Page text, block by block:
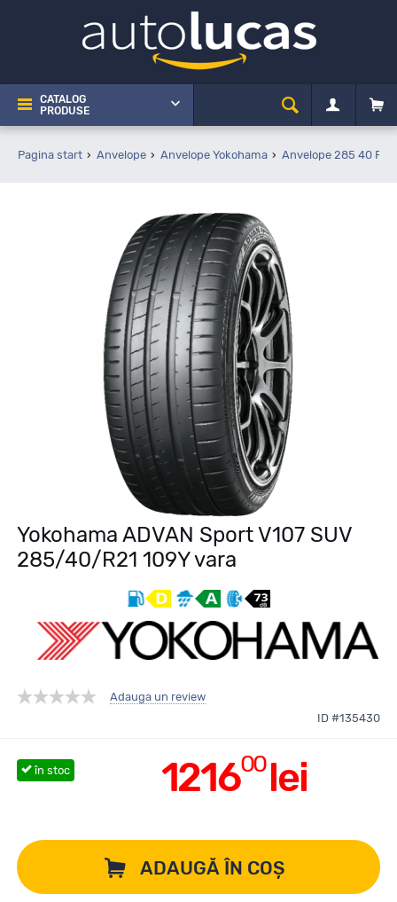
CATALOG
PRODUSE
Pagina start Anvelope Anvelope Yokohama Anvelope 285 40 R21
Yokohama ADVAN Sport V107 SUV
285/40/R21 109Y vara
Adauga un review
ID #135430
121600lei
în stoc
ADAUGĂ ÎN COȘ